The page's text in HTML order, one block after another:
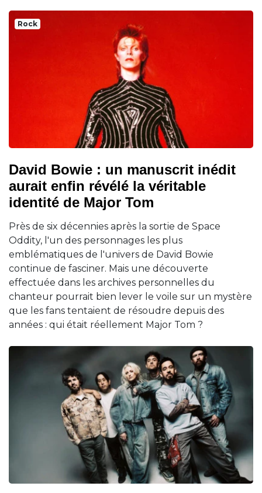
Rock
David Bowie : un manuscrit inédit
aurait enfin révélé la véritable
identité de Major Tom
Près de six décennies après la sortie de Space
Oddity, l'un des personnages les plus
emblématiques de l'univers de David Bowie
continue de fasciner. Mais une découverte
effectuée dans les archives personnelles du
chanteur pourrait bien lever le voile sur un mystère
que les fans tentaient de résoudre depuis des
années : qui était réellement Major Tom ?